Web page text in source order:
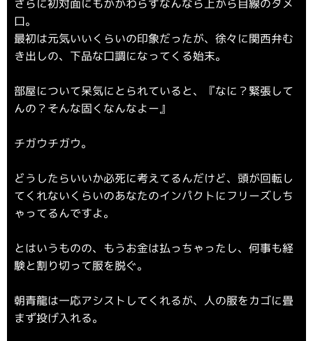
さらに初対面にもかかわらずなんなら上から目線のタメ
口。
最初は元気いいくらいの印象だったが、徐々に関西弁む
き出しの、下品な口調になってくる始末。
部屋について呆気にとられていると、『なに？緊張して
んの？そんな固くなんなよー』
チガウチガウ。
どうしたらいいか必死に考えてるんだけど、頭が回転し
てくれないくらいのあなたのインパクトにフリーズしち
ゃってるんですよ。
とはいうものの、もうお金は払っちゃったし、何事も経
験と割り切って服を脱ぐ。
朝青龍は一応アシストしてくれるが、人の服をカゴに畳
まず投げ入れる。